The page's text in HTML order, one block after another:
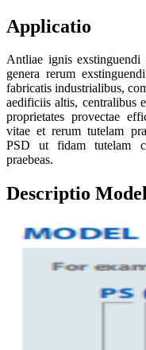
Applicatio
Antliae ignis exstinguendi
genera rerum
fabricatis industrialibus,
aedificiis altis, centralibus
proprietates provectae
vitae et rerum tutelam
PSD ut fidam tutelam
praebeas.
Descriptio